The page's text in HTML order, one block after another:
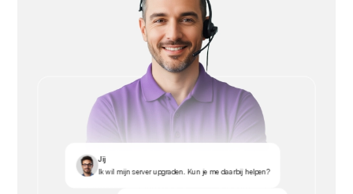
Jij
Ik wil mijn server upgraden. Kun je me daarbij helpen?